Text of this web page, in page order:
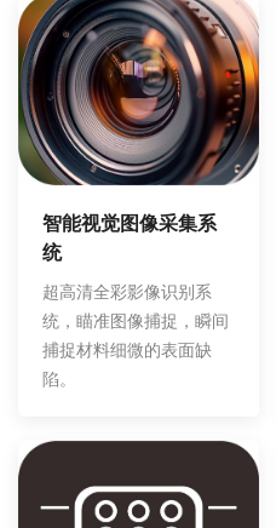
智能视觉图像采集系
统
超高清全彩影像识别系
统，瞄准图像捕捉，瞬间
捕捉材料细微的表面缺
陷。